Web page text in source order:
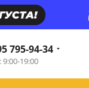
795-94-34
19:00